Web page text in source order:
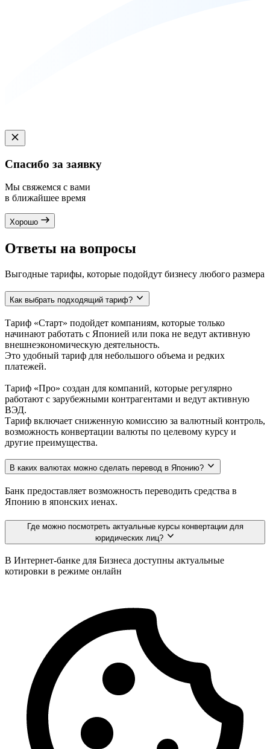
Спасибо за заявку
Мы свяжемся с вами
в ближайшее время
Хорошо
Ответы на вопросы
Выгодные тарифы, которые подойдут бизнесу любого размера
Как выбрать подходящий тариф?
Тариф «Старт» подойдет компаниям, которые только
начинают работать с Японией или пока не ведут активную
внешнеэкономическую деятельность.
Это удобный тариф для небольшого объема и редких
платежей.
Тариф «Про» создан для компаний, которые регулярно
работают с зарубежными контрагентами и ведут активную
ВЭД.
Тариф включает сниженную комиссию за валютный контроль,
возможность конвертации валюты по целевому курсу и
другие преимущества.
В каких валютах можно сделать перевод в Японию?
Банк предоставляет возможность переводить средства в
Японию в японских иенах.
Где можно посмотреть актуальные курсы конвертации для
юридических лиц?
В Интернет-банке для Бизнеса доступны актуальные
котировки в режиме онлайн